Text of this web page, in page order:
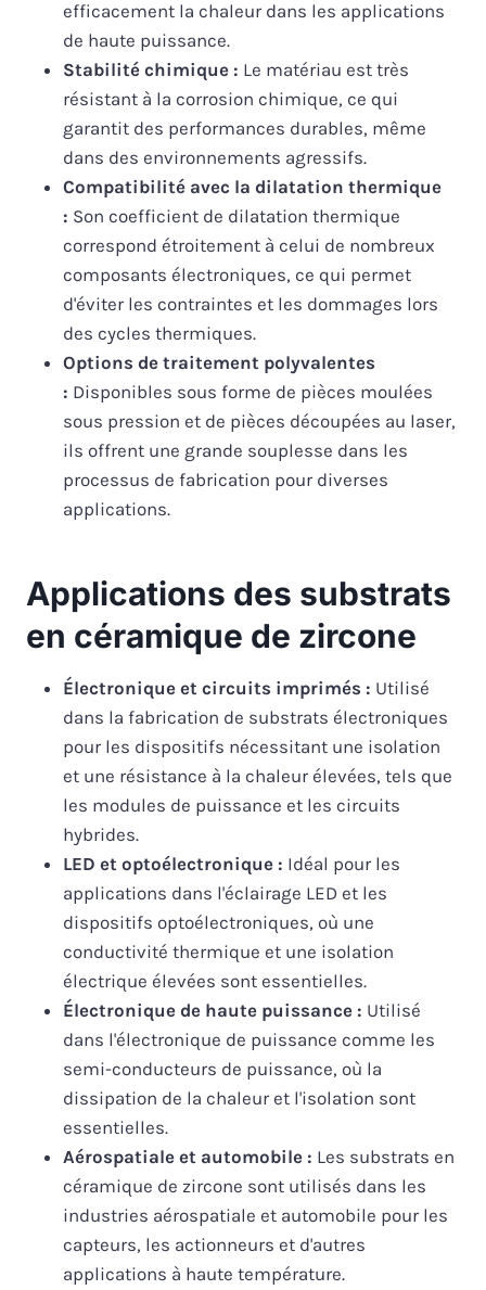
efficacement la chaleur dans les applications
de haute puissance.
Stabilité chimique : Le matériau est très
résistant à la corrosion chimique, ce qui
garantit des performances durables, même
dans des environnements agressifs.
Compatibilité avec la dilatation thermique
: Son coefficient de dilatation thermique
correspond étroitement à celui de nombreux
composants électroniques, ce qui permet
d'éviter les contraintes et les dommages lors
des cycles thermiques.
Options de traitement polyvalentes
: Disponibles sous forme de pièces moulées
sous pression et de pièces découpées au laser,
ils offrent une grande souplesse dans les
processus de fabrication pour diverses
applications.
Applications des substrats
en céramique de zircone
Électronique et circuits imprimés : Utilisé
dans la fabrication de substrats électroniques
pour les dispositifs nécessitant une isolation
et une résistance à la chaleur élevées, tels que
les modules de puissance et les circuits
hybrides.
LED et optoélectronique : Idéal pour les
applications dans l'éclairage LED et les
dispositifs optoélectroniques, où une
conductivité thermique et une isolation
électrique élevées sont essentielles.
Électronique de haute puissance : Utilisé
dans l'électronique de puissance comme les
semi-conducteurs de puissance, où la
dissipation de la chaleur et l'isolation sont
essentielles.
Aérospatiale et automobile : Les substrats en
céramique de zircone sont utilisés dans les
industries aérospatiale et automobile pour les
capteurs, les actionneurs et d'autres
applications à haute température.